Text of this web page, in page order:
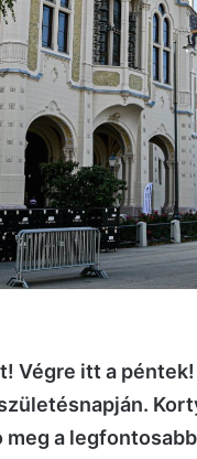
Végre itt a
a